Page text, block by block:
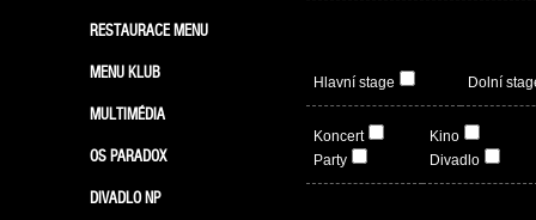
RESTAURACE MENU
MENU KLUB
MULTIMÉDIA
OS PARADOX
DIVADLO NP
Hlavní stage Dolní
Koncert
Party
Kino
Divadlo